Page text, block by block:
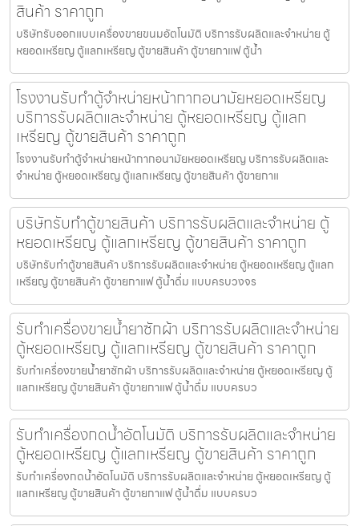
สินค้า ราคาถูก
บริษัทรับออกแบบเครื่องขายขนม​อัตโนมัติ บริการรับผลิตและจำหน่าย ตู้
หยอดเหรียญ ตู้แลกเหรียญ ตู้ขายสินค้า ตู้ขายกาแฟ ตู้น้ำ
โรงงานรับทำตู้จำหน่ายหน้ากากอนามัยหยอดเหรียญ​​
บริการรับผลิตและจำหน่าย ตู้หยอดเหรียญ ตู้แลก
เหรียญ ตู้ขายสินค้า ราคาถูก
โรงงานรับทำตู้จำหน่ายหน้ากากอนามัยหยอดเหรียญ​​ บริการรับผลิตและ
จำหน่าย ตู้หยอดเหรียญ ตู้แลกเหรียญ ตู้ขายสินค้า ตู้ขายกาแ
บริษัทรับทำตู้ขายสินค้า บริการรับผลิตและจำหน่าย ตู้
หยอดเหรียญ ตู้แลกเหรียญ ตู้ขายสินค้า ราคาถูก
บริษัทรับทำตู้ขายสินค้า บริการรับผลิตและจำหน่าย ตู้หยอดเหรียญ ตู้แลก
เหรียญ ตู้ขายสินค้า ตู้ขายกาแฟ ตู้น้ำดื่ม แบบครบวงจร
รับทำเครื่องขายน้ำยาซักผ้า บริการรับผลิตและจำหน่าย
ตู้หยอดเหรียญ ตู้แลกเหรียญ ตู้ขายสินค้า ราคาถูก
รับทำเครื่องขายน้ำยาซักผ้า บริการรับผลิตและจำหน่าย ตู้หยอดเหรียญ ตู้
แลกเหรียญ ตู้ขายสินค้า ตู้ขายกาแฟ ตู้น้ำดื่ม แบบครบว
รับทำเครื่องกดน้ำอัตโนมัติ บริการรับผลิตและจำหน่าย
ตู้หยอดเหรียญ ตู้แลกเหรียญ ตู้ขายสินค้า ราคาถูก
รับทำเครื่องกดน้ำอัตโนมัติ บริการรับผลิตและจำหน่าย ตู้หยอดเหรียญ ตู้
แลกเหรียญ ตู้ขายสินค้า ตู้ขายกาแฟ ตู้น้ำดื่ม แบบครบว